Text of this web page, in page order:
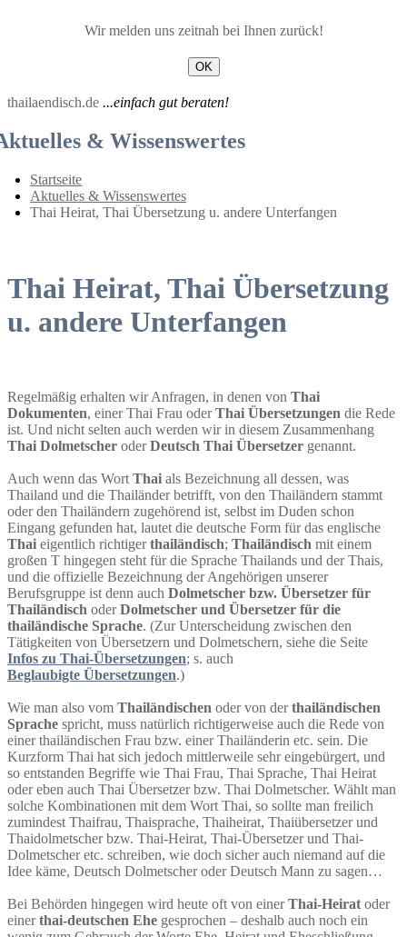
Wir melden uns zeitnah bei Ihnen zurück!
OK
thailaendisch.de ...einfach gut beraten!
& Wissenswertes
Startseite
Aktuelles & Wissenswertes
Thai Heirat, Thai Übersetzung u. andere Unterfangen
Thai Heirat, Thai Übersetzung
u. andere Unterfangen
Regelmäßig erhalten wir Anfragen, in denen von Thai
Dokumenten, einer Thai Frau oderThai Übersetzungen die Rede
ist. Und nicht selten auch werden wir in diesem Zusammenhang
Thai Dolmetscher oderDeutsch Thai Übersetzer genannt.
Auch wenn das Wort Thai als Bezeichnung all dessen, was
Thailand und die Thailänder betrifft, von den Thailändern stammt
oder den Thailändern zugehörend ist, selbst im Duden schon
Eingang gefunden hat, lautet die deutsche Form für das englische
Thai eigentlich richtigerthailändisch; Thailändisch mit einem
großen T hingegen steht für die Sprache Thailands und der Thais,
und die offizielle Bezeichnung der Angehörigen unserer
Berufsgruppe ist denn auch Dolmetscher bzw. Übersetzer für
Thailändisch oderDolmetscher und Übersetzer für die
thailändische Sprache. (Zur Unterscheidung zwischen den
Tätigkeiten von Übersetzern und Dolmetschern, siehe die Seite
Infos zu Thai-Übersetzungen; s. auch
Beglaubigte Übersetzungen.)
Wie man also vom Thailändischen oder von derthailändischen
Sprache spricht, muss natürlich richtigerweise auch die Rede von
einer thailändischen Frau bzw. einer Thailänderin etc. sein. Die
Kurzform Thai hat sich jedoch mittlerweile sehr eingebürgert, und
so entstanden Begriffe wie Thai Frau, Thai Sprache, Thai Heirat
oder eben auch Thai Übersetzer bzw. Thai Dolmetscher. Wählt man
solche Kombinationen mit dem Wort Thai, so sollte man freilich
zumindest Thaifrau, Thaisprache, Thaiheirat, Thaiübersetzer und
Thaidolmetscher bzw. Thai-Heirat, Thai-Übersetzer und Thai-
Dolmetscher etc. schreiben, wie doch sicher auch niemand auf die
Idee käme, Deutsch Dolmetscher oder Deutsch Mann zu sagen…
Bei Behörden hingegen wird heute oft von einerThai-Heirat oder
einerthai-deutschen Ehe gesprochen – deshalb auch noch ein